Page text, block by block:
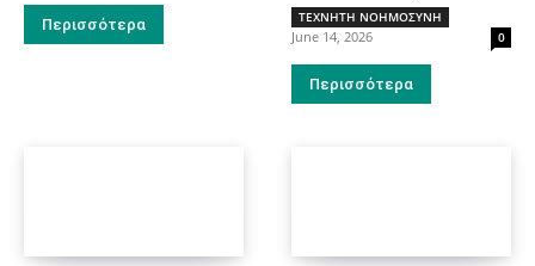
Περισσότερα ΤΕΧΝΗΤΗ ΝΟΗΜΟΣΥΝΗ
June 14, 2026 0
Περισσότερα